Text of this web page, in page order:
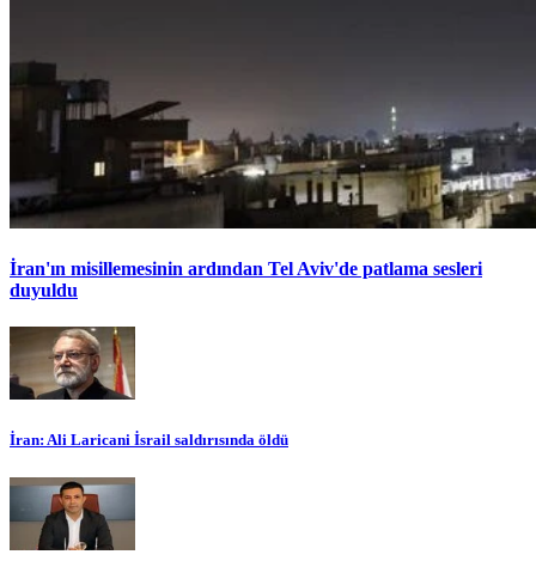
İran'ın misillemesinin ardından Tel Aviv'de patlama sesleri
duyuldu
İran: Ali Laricani İsrail saldırısında öldü